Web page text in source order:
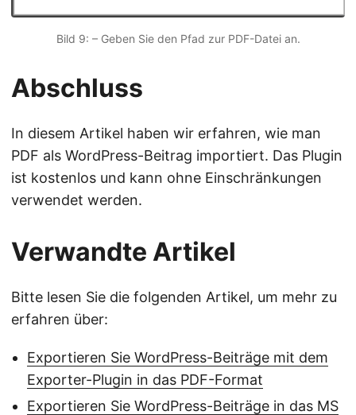
Bild 9: – Geben Sie den Pfad zur PDF-Datei an.
Abschluss
In diesem Artikel haben wir erfahren, wie man
PDF als WordPress-Beitrag importiert. Das Plugin
ist kostenlos und kann ohne Einschränkungen
verwendet werden.
Verwandte Artikel
Bitte lesen Sie die folgenden Artikel, um mehr zu
erfahren über:
Exportieren Sie WordPress-Beiträge mit dem
Exporter-Plugin in das PDF-Format
Exportieren Sie WordPress-Beiträge in das MS